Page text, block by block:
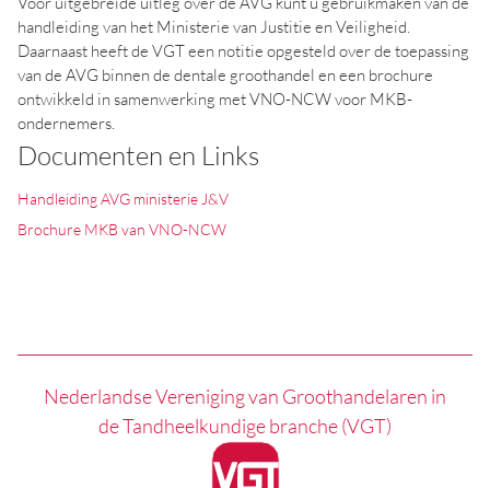
handleiding van het Ministerie van Justitie en Veiligheid.
Daarnaast heeft de VGT een notitie opgesteld over de toepassing
van de AVG binnen de dentale groothandel en een brochure
ontwikkeld in samenwerking met VNO-NCW voor MKB-
ondernemers.
Documenten en Links
Handleiding AVG ministerie J&V
Brochure MKB van VNO-NCW
Nederlandse Vereniging van Groothandelaren in
de Tandheelkundige branche (VGT)